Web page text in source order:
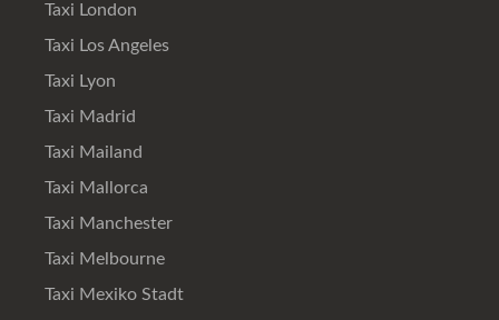
Taxi London
Taxi Los Angeles
Taxi Lyon
Taxi Madrid
Taxi Mailand
Taxi Mallorca
Taxi Manchester
Taxi Melbourne
Taxi Mexiko Stadt